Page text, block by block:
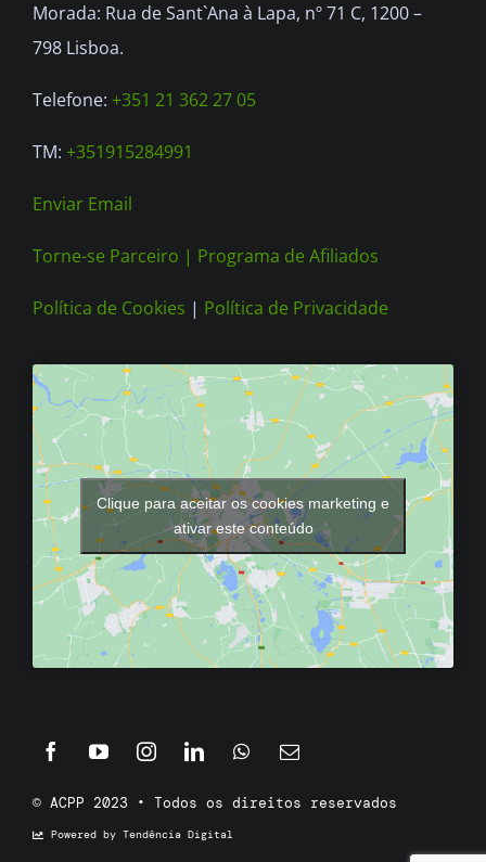
chosen
on
the
page
Morada: Rua de Sant`Ana à Lapa, nº 71 C, 1200 –
798 Lisboa.
Telefone: +351 21 362 27 05
TM: +351915284991
Enviar Email
Torne-se Parceiro | Programa de Afiliados
Política de Cookies | Política de Privacidade
Clique para aceitar os cookies marketing e
ativar este conteúdo
© ACPP 2023 • Todos os direitos reservados
Powered by Tendência Digital